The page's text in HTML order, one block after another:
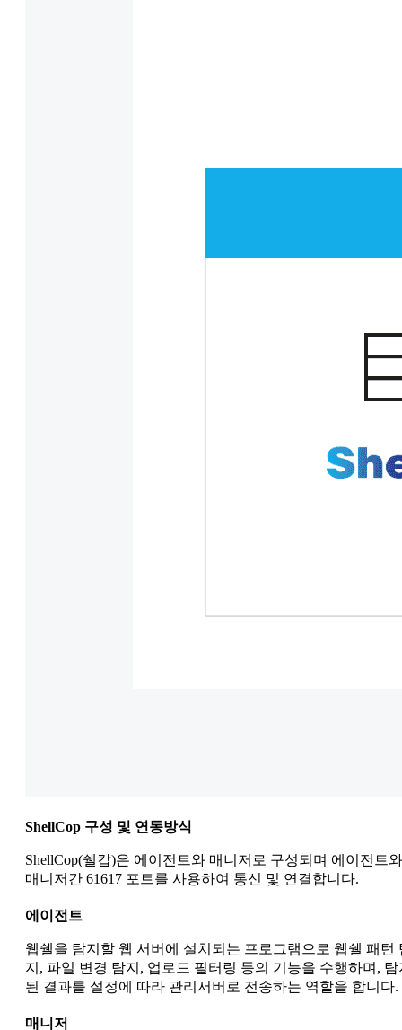
ShellCop 구성 및 연동방식
ShellCop(쉘캅)은 에이전트와 매니저로 구성되며 에이전트와
매니저간 61617 포트를 사용하여 통신 및 연결합니다.
에이전트
웹쉘을 탐지할 웹 서버에 설치되는 프로그램으로 웹쉘 패턴
지, 파일 변경 탐지, 업로드 필터링 등의 기능을 수행하며, 탐
된 결과를 설정에 따라 관리서버로 전송하는 역할을 합니다.
매니저